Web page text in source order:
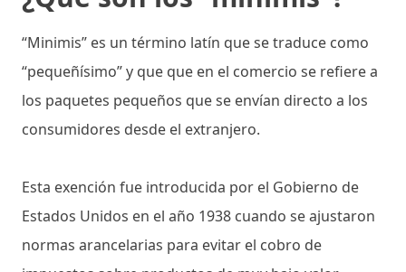
“Minimis” es un término latín que se traduce como
“pequeñísimo” y que que en el comercio se refiere a
los paquetes pequeños que se envían directo a los
consumidores desde el extranjero.
Esta exención fue introducida por el Gobierno de
Estados Unidos en el año 1938 cuando se ajustaron
normas arancelarias para evitar el cobro de